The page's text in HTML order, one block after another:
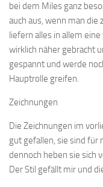
bei dem Miles ganz
auch aus, wenn man die
liefern alles in allem
wirklich näher gebracht
gespannt und werde
Hauptrolle greifen.
Zeichnungen
Die Zeichnungen im
gut gefallen, sie sind für
dennoch heben sie sich
Der Stil gefällt mir und